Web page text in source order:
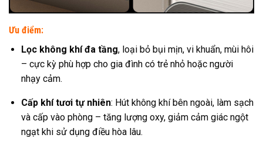
Ưu điểm:
Lọc không khí đa tầng, loại bỏ bụi mịn, vi khuẩn, mùi hôi
– cực kỳ phù hợp cho gia đình có trẻ nhỏ hoặc người
nhạy cảm.
Cấp khí tươi tự nhiên: Hút không khí bên ngoài, làm sạch
và cấp vào phòng – tăng lượng oxy, giảm cảm giác ngột
ngạt khi sử dụng điều hòa lâu.